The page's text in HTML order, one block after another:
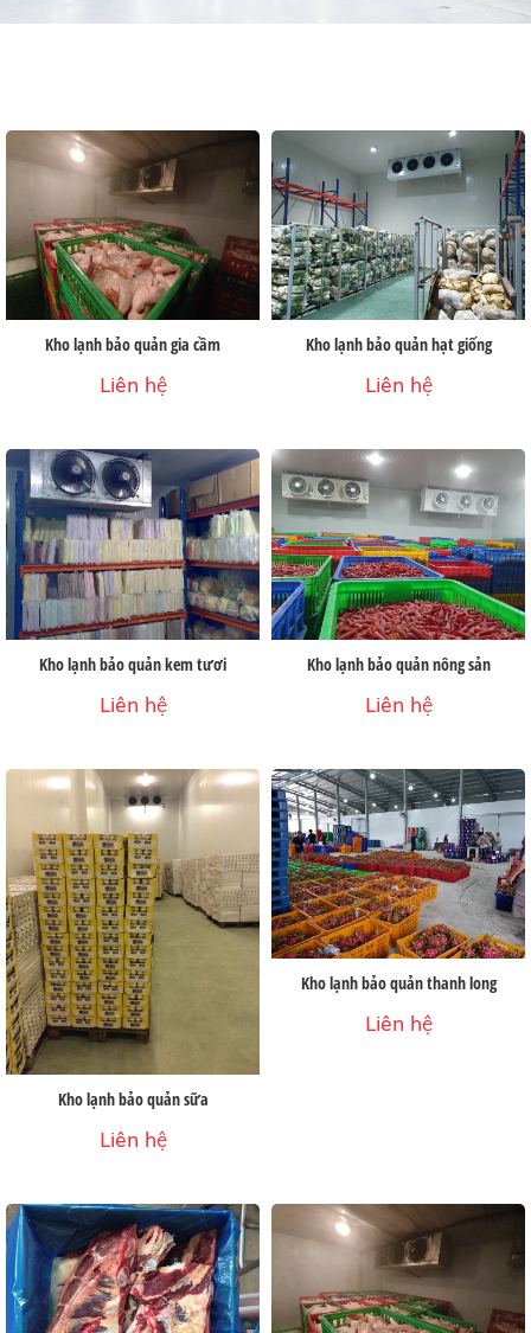
Kho lạnh bảo quản gia cầm
Liên hệ
Kho lạnh bảo quản hạt giống
Liên hệ
Kho lạnh bảo quản kem tươi
Liên hệ
Kho lạnh bảo quản nông sản
Liên hệ
Kho lạnh bảo quản sữa
Liên hệ
Kho lạnh bảo quản thanh long
Liên hệ